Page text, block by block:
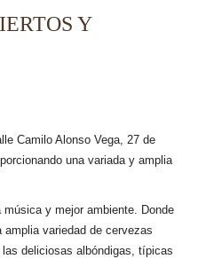
Y
Camilo Alonso Vega, 27 de
una variada y amplia
y mejor ambiente. Donde
variedad de cervezas
deliciosas albóndigas, típicas